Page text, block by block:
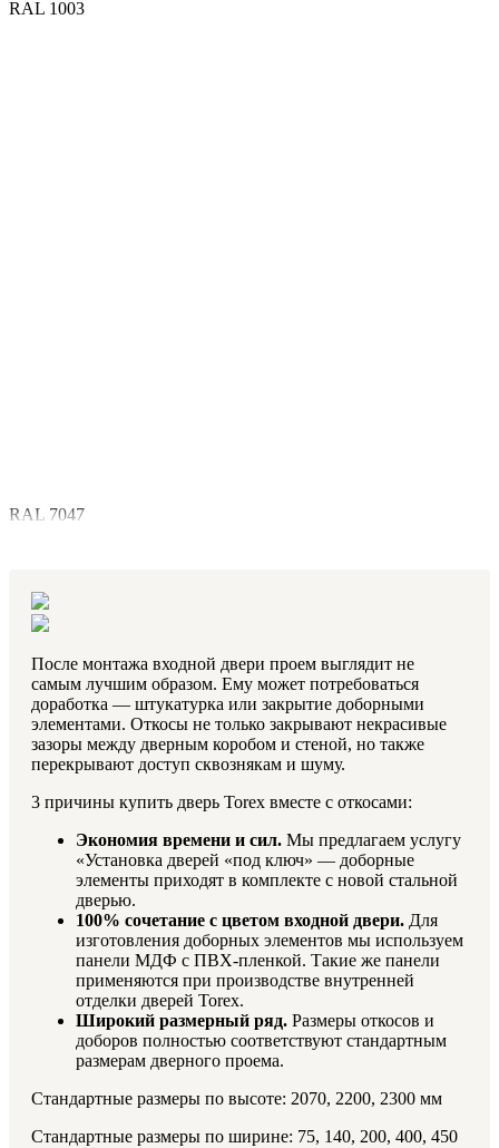
RAL 1003
RAL 7047
После монтажа входной двери проем выглядит не
самым лучшим образом. Ему может потребоваться
доработка — штукатурка или закрытие доборными
элементами. Откосы не только закрывают некрасивые
зазоры между дверным коробом и стеной, но также
перекрывают доступ сквознякам и шуму.
3 причины купить дверь Torex вместе с откосами:
Экономия времени и сил. Мы предлагаем услугу
«Установка дверей «под ключ» — доборные
элементы приходят в комплекте с новой стальной
дверью.
100% сочетание с цветом входной двери. Для
изготовления доборных элементов мы используем
панели МДФ с ПВХ-пленкой. Такие же панели
применяются при производстве внутренней
отделки дверей Torex.
Широкий размерный ряд. Размеры откосов и
доборов полностью соответствуют стандартным
размерам дверного проема.
Стандартные размеры по высоте: 2070, 2200, 2300 мм
Стандартные размеры по ширине: 75, 140, 200, 400, 450